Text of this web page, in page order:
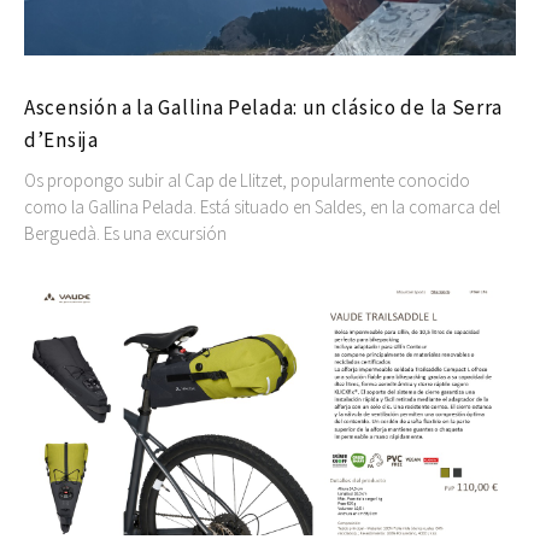
Ascensión a la Gallina Pelada: un clásico de la Serra
d’Ensija
Os propongo subir al Cap de Llitzet, popularmente conocido
como la Gallina Pelada. Está situado en Saldes, en la comarca del
Berguedà. Es una excursión